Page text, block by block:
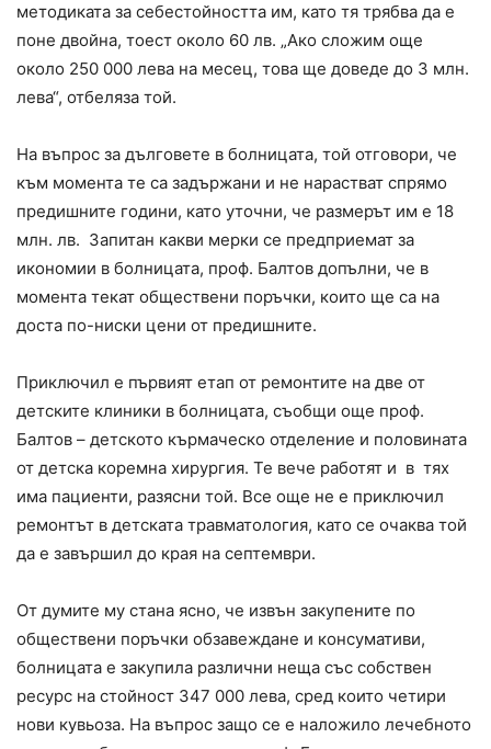
методиката за себестойността им, като тя трябва да е
поне двойна, тоест около 60 лв. „Ако сложим още
около 250 000 лева на месец, това ще доведе до 3 млн.
лева“, отбеляза той.
На въпрос за дълговете в болницата, той отговори, че
към момента те са задържани и не нарастват спрямо
предишните години, като уточни, че размерът им е 18
млн. лв. Запитан какви мерки се предприемат за
икономии в болницата, проф. Балтов допълни, че в
момента текат обществени поръчки, които ще са на
доста по-ниски цени от предишните.
Приключил е първият етап от ремонтите на две от
детските клиники в болницата, съобщи още проф.
Балтов – детското кърмаческо отделение и половината
от детска коремна хирургия. Те вече работят и в тях
има пациенти, разясни той. Все още не е приключил
ремонтът в детската травматология, като се очаква той
да е завършил до края на септември.
От думите му стана ясно, че извън закупените по
обществени поръчки обзавеждане и консумативи,
болницата е закупила различни неща със собствен
ресурс на стойност 347 000 лева, сред които четири
нови кувьоза. На въпрос защо се е наложило лечебното